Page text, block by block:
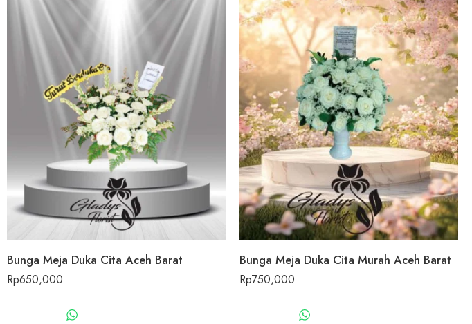
Bunga Meja Duka Cita Aceh Barat
Rp650,000
Bunga Meja Duka Cita Murah Aceh Barat
Rp750,000